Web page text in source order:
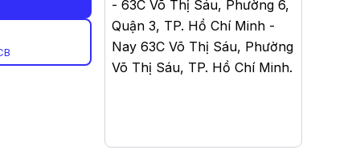
- 63C Võ Thị Sáu, Phường 6,
Quận 3, TP. Hồ Chí Minh -
Nay 63C Võ Thị Sáu, Phường
Võ Thị Sáu, TP. Hồ Chí Minh.